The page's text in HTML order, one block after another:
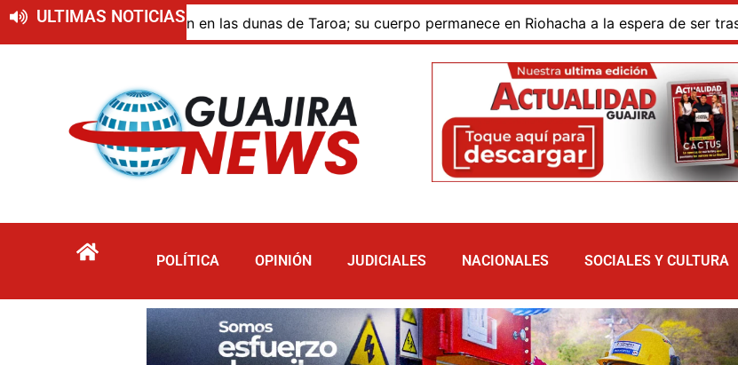
ULTIMAS NOTICIAS
por inmersión en las dunas de Taroa; su cuerpo permanece en Riohacha a la espera de ser trasladado
POLÍTICA OPINIÓN JUDICIALES NACIONALES SOCIALES Y CULTURA